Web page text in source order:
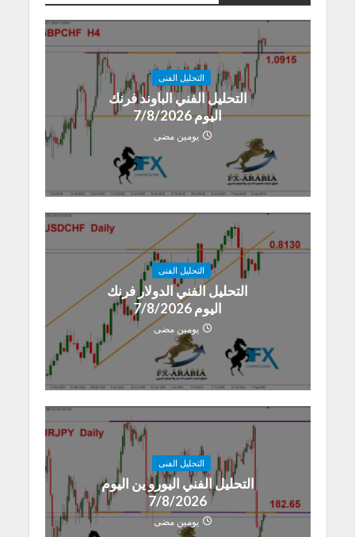
التحليل الفنى
التحليل الفني الباوند فرنك
اليوم 7/8/2026
يومين مضى
التحليل الفنى
التحليل الفني الدولار فرنك
اليوم 7/8/2026
يومين مضى
التحليل الفنى
التحليل الفني اليورو ين اليوم
7/8/2026
يومين مضى